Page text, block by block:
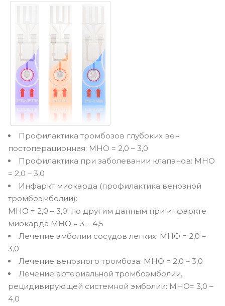
Профилактика тромбозов глубоких вен
постоперационная: МНО = 2,0 – 3,0
Профилактика при заболевании клапанов: МНО
= 2,0 – 3,0
Инфаркт миокарда (профилактика венозной
тромбоэмболии):
МНО = 2,0 – 3,0; по другим данным при инфаркте
миокарда МНО = 3 – 4,5
Лечение эмболии сосудов легких: МНО = 2,0 –
3,0
Лечение венозного тромбоза: МНО = 2,0 – 3,0
Лечение артериальной тромбоэмболии,
рецидивирующей системной эмболии: МНО= 3,0 –
4,0